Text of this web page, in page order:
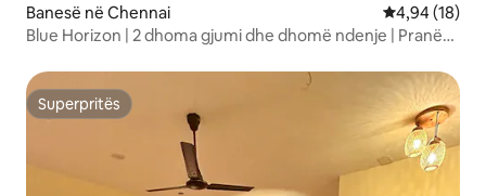
Banesë në Chennai Vlerësimi
4,94 (18)
Blue Horizon | 2 dhoma gjumi dhe dhomë ndenje | Pranë
Superpritës
Superpritës